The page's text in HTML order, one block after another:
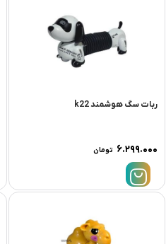
ربات سگ هوشمند k22
۶.۲۹۹.۰۰۰ تومان